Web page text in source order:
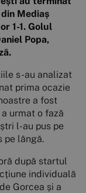
Mediaș
1-1. Golul
Popa,
s-au analizat
prima ocazie
a fost
urmat o fază
l-au pus pe
pe lângă.
după startul
individuală
Gorcea și a